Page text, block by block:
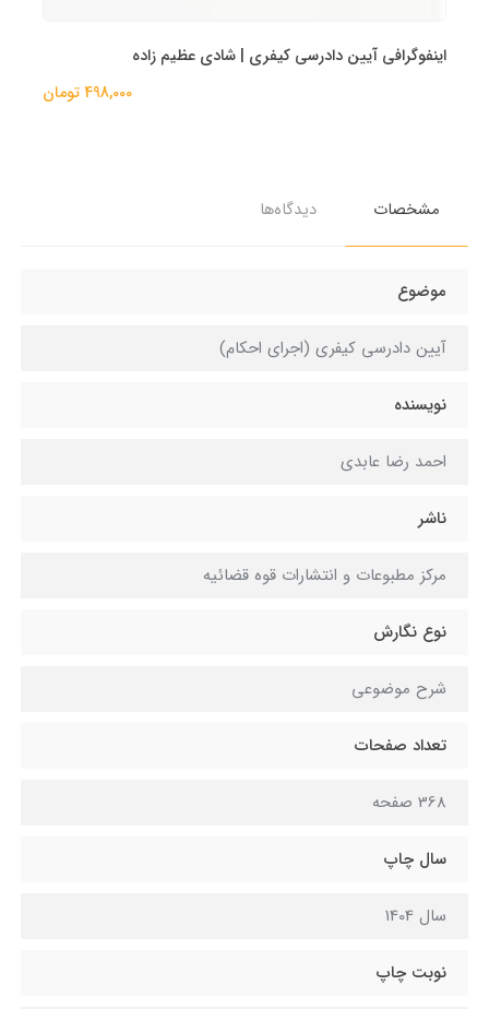
اینفوگرافی آیین دادرسی کیفری | شادی عظیم زاده
498,000 تومان
مشخصات دیدگاه‌ها
موضوع
آیین دادرسی کیفری (اجرای احکام)
نویسنده
احمد رضا عابدی
ناشر
مرکز مطبوعات و انتشارات قوه قضائیه
نوع نگارش
شرح موضوعی
تعداد صفحات
368 صفحه
سال چاپ
سال 1404
نوبت چاپ